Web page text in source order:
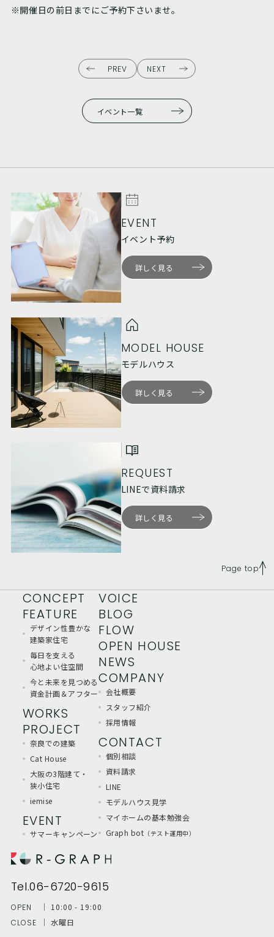
※開催日の前日までにご予約下さいませ。
PREV NEXT
イベント一覧
EVENT
イベント予約
詳しく見る
MODEL HOUSE
モデルハウス
詳しく見る
REQUEST
LINEで資料請求
詳しく見る
Page top
CONCEPT
FEATURE
デザイン性豊かな
建築家住宅
毎日を支える
心地よい住空間
今と未来を見つめる
資金計画＆アフター
WORKS
PROJECT
奈良での建築
Cat House
大阪の3階建て・
狭小住宅
iemise
EVENT
サマーキャンペーン
VOICE
BLOG
FLOW
OPEN HOUSE
NEWS
COMPANY
会社概要
スタッフ紹介
採用情報
CONTACT
個別相談
資料請求
LINE
モデルハウス見学
マイホームの基本勉強会
Graph bot （テスト運用中）
Tel.06-6720-9615
OPEN
│ 10:00 - 19:00
CLOSE
│ 水曜日